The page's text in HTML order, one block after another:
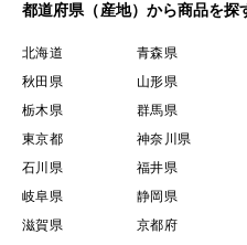
都道府県（産地）から商品を探
北海道 青森県
秋田県
山形県
栃木県
群馬県
東京都
神奈川県
石川県
福井県
岐阜県
静岡県
滋賀県
京都府